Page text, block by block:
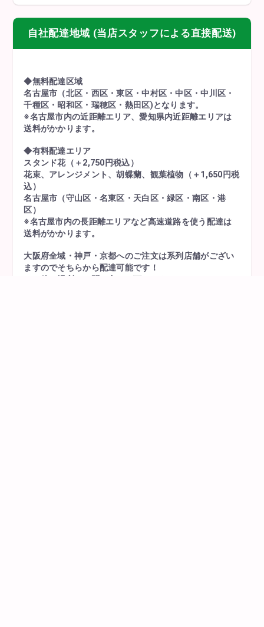
自社配達地域 (当店スタッフによる直接配送)
◆無料配達区域
名古屋市（北区・西区・東区・中村区・中区・中川区・
千種区・昭和区・瑞穂区・熱田区)となります。
※名古屋市内の近距離エリア、愛知県内近距離エリアは
送料がかかります。
◆有料配達エリア
スタンド花（＋2,750円税込）
花束、アレンジメント、胡蝶蘭、観葉植物（＋1,650円税
込）
名古屋市（守山区・名東区・天白区・緑区・南区・港
区）
※名古屋市内の長距離エリアなど高速道路を使う配達は
送料がかかります。
大阪府全域・神戸・京都へのご注文は系列店舗がござい
ますのでそちらから配達可能です！